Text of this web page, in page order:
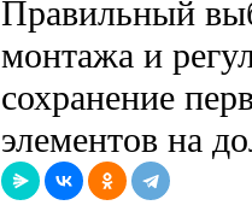
Правильный
монтажа и
сохранение
элементов на